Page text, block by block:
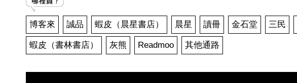
博客來 誠品 蝦皮（晨星書店） 晨星 讀冊 金石堂 三民
蝦皮（書林書店） 灰熊 Readmoo 其他通路